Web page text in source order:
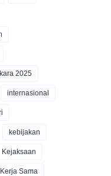
2025
internasional
kebijakan
Kejaksaan
Kerja Sama